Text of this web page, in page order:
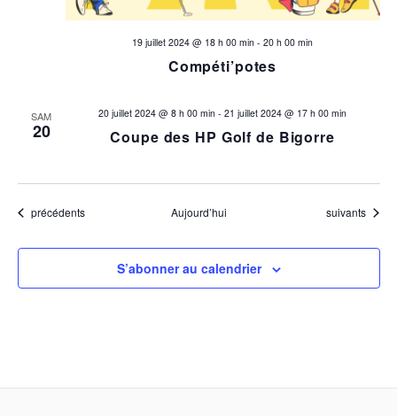
Compéti’potes
19 juillet 2024 @ 18 h 00 min - 20 h 00 min
SAM
20 Coupe des HP Golf de Bigorre
20 juillet 2024 @ 8 h 00 min - 21 juillet 2024 @ 17 h 00 min
Évènements
précédents Aujourd’hui Évènements
suivants
S’abonner au calendrier